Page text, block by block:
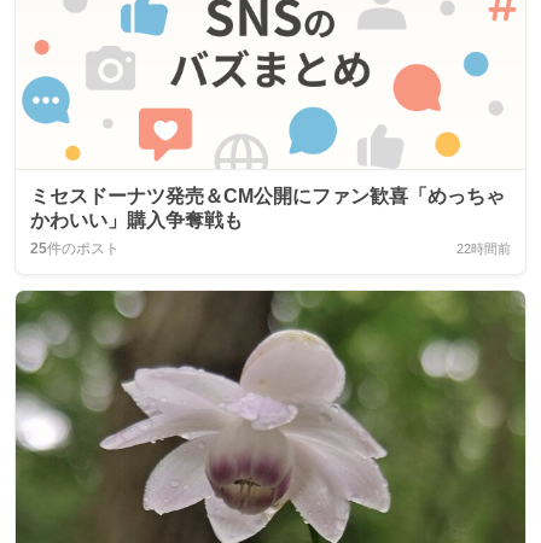
ミセスドーナツ発売＆CM公開にファン歓喜「めっちゃ
かわいい」購入争奪戦も
25件のポスト 22時間前